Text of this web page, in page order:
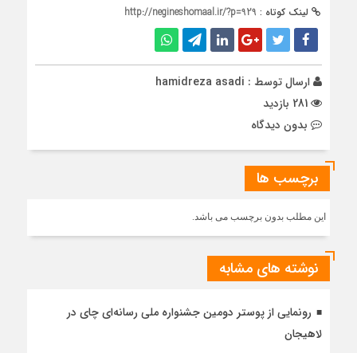
لینک کوتاه : http://negineshomaal.ir/?p=929
ارسال توسط : hamidreza asadi
بدون دیدگاه
برچسب ها
این مطلب بدون برچسب می باشد.
نوشته های مشابه
رونمایی از پوستر دومین جشنواره ملی رسانه‌ای چای در
لاهیجان